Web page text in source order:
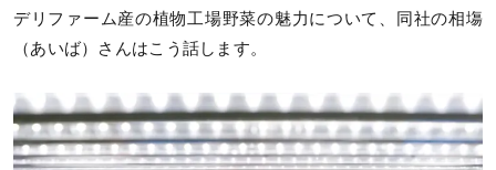
デリファーム産の植物工場野菜の魅力について、同社の相塲
（あいば）さんはこう話します。